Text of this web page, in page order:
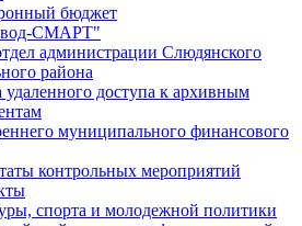
бюджет
СМАРТ"
администрации Слюдянского
района
удаленного доступа к архивным
муниципального финансового
контрольных мероприятий
спорта и молодежной политики